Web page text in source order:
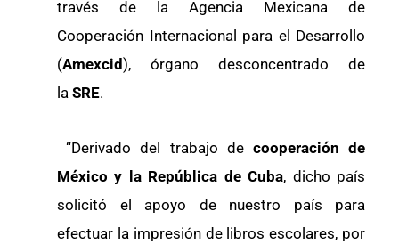
través de la Agencia Mexicana de
Cooperación Internacional para el Desarrollo
(Amexcid), órgano desconcentrado de
la SRE.
“Derivado del trabajo de cooperación de
México y la República de Cuba, dicho país
solicitó el apoyo de nuestro país para
efectuar la impresión de libros escolares, por